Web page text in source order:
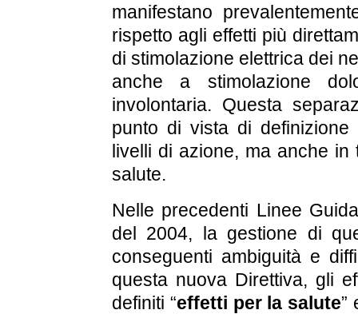
manifestano
rispetto agli effetti più
di stimolazione elettrica dei
anche a stimolazione
involontaria. Questa
punto di vista di
livelli di azione, ma anche
salute.
Nelle precedenti Linee
del 2004, la gestione di
conseguenti ambiguità e
questa nuova Direttiva, gli
definiti “effetti per la salute”